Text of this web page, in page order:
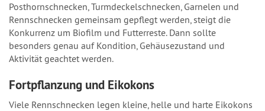
Posthornschnecken, Turmdeckelschnecken, Garnelen und
Rennschnecken gemeinsam gepflegt werden, steigt die
Konkurrenz um Biofilm und Futterreste. Dann sollte
besonders genau auf Kondition, Gehäusezustand und
Aktivität geachtet werden.
Fortpflanzung und Eikokons
Viele Rennschnecken legen kleine, helle und harte Eikokons